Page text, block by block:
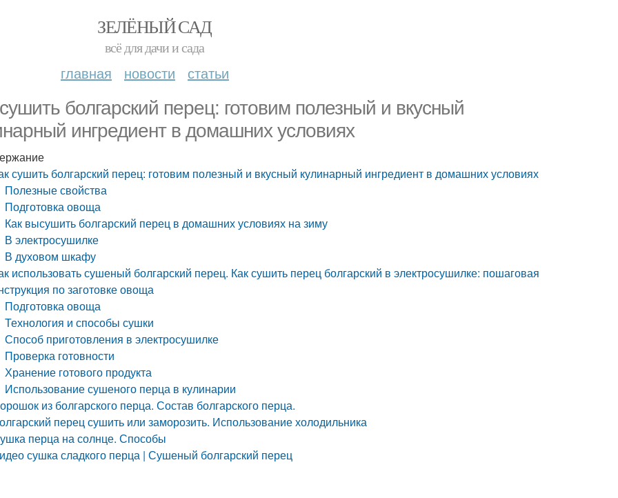
ЗЕЛЁНЫЙ САД
всё для дачи и сада
главная новости статьи
болгарский перец: готовим полезный и вкусный
ингредиент в домашних условиях
сушить болгарский перец: готовим полезный и вкусный кулинарный ингредиент в домашних условиях
Полезные свойства
Подготовка овоща
Как высушить болгарский перец в домашних условиях на зиму
В электросушилке
В духовом шкафу
использовать сушеный болгарский перец. Как сушить перец болгарский в электросушилке: пошаговая
по заготовке овоща
Подготовка овоща
Технология и способы сушки
Способ приготовления в электросушилке
Проверка готовности
Хранение готового продукта
Использование сушеного перца в кулинарии
из болгарского перца. Состав болгарского перца.
перец сушить или заморозить. Использование холодильника
перца на солнце. Способы
сушка сладкого перца | Сушеный болгарский перец